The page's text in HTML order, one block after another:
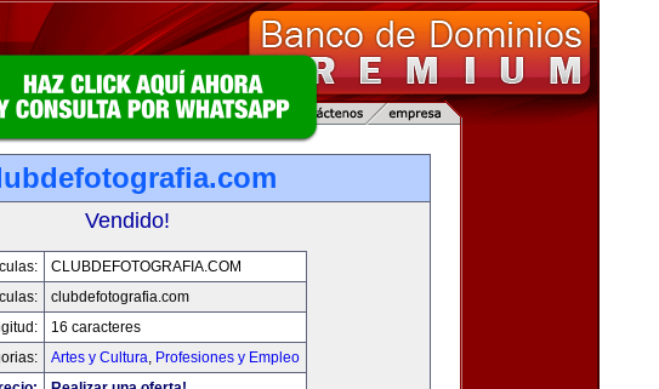
Vendido!
CLUBDEFOTOGRAFIA.COM
clubdefotografia.com
16 caracteres
Artes y Cultura, Profesiones y Empleo